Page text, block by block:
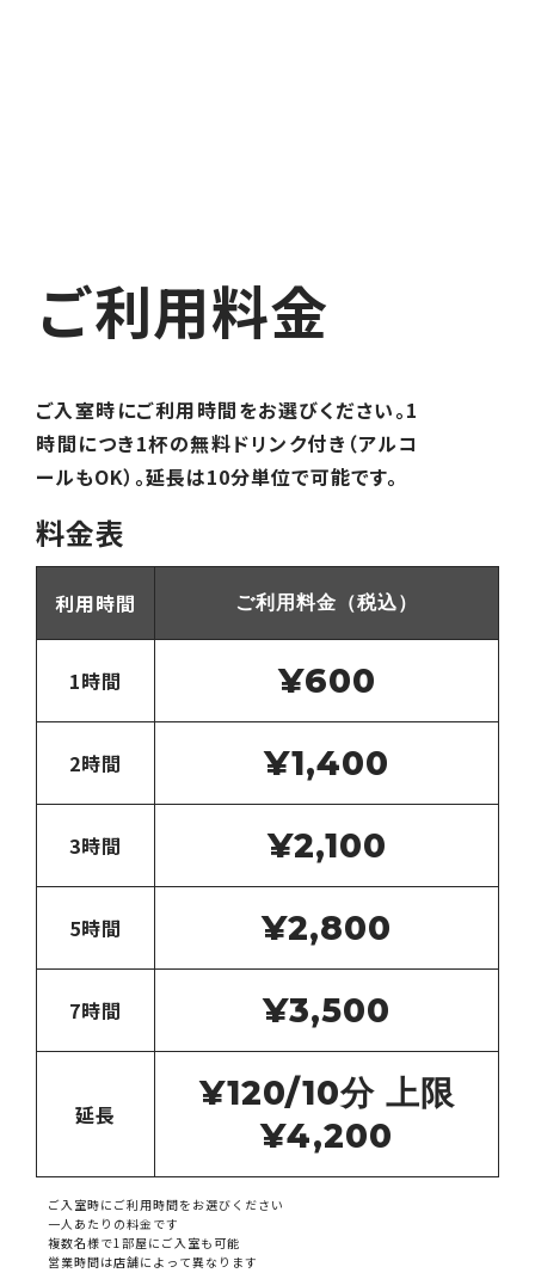
ご利用料金
ご入室時にご利用時間をお選びください。1
時間につき1杯の無料ドリンク付き（アルコ
ールもOK）。延長は10分単位で可能です。
料金表
利用時間 ご利用料金（税込）
1時間 ¥600
2時間 ¥1,400
3時間 ¥2,100
5時間 ¥2,800
7時間 ¥3,500
延長
¥120/10分 上限
¥4,200
ご入室時にご利用時間をお選びください
一人あたりの料金です
複数名様で1部屋にご入室も可能
営業時間は店舗によって異なります